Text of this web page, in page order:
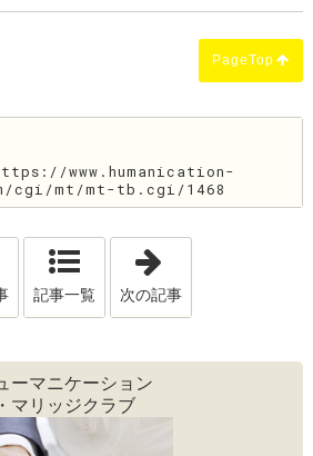
PageTop
https://www.humanication-
cgi/mt/mt-tb.cgi/1468
「歴史と近未来を感じる"みなとみらい"
記事一覧 次の記事
ーマニケーション
・マリッジクラブ